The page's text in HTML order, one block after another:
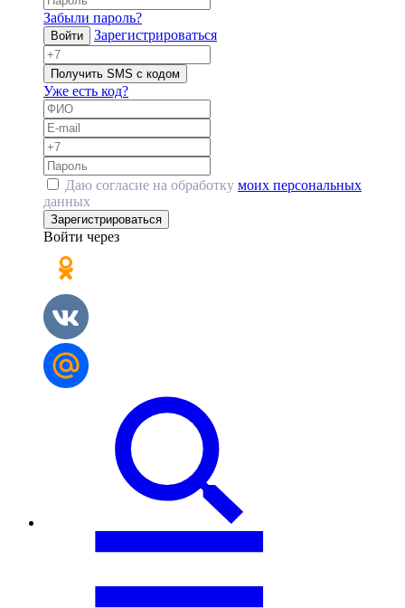
Забыли пароль?
Войти Зарегистрироваться
Получить SMS с кодом
Уже есть код?
Даю согласие на обработку моих персональных
данных
Зарегистрироваться
Войти через